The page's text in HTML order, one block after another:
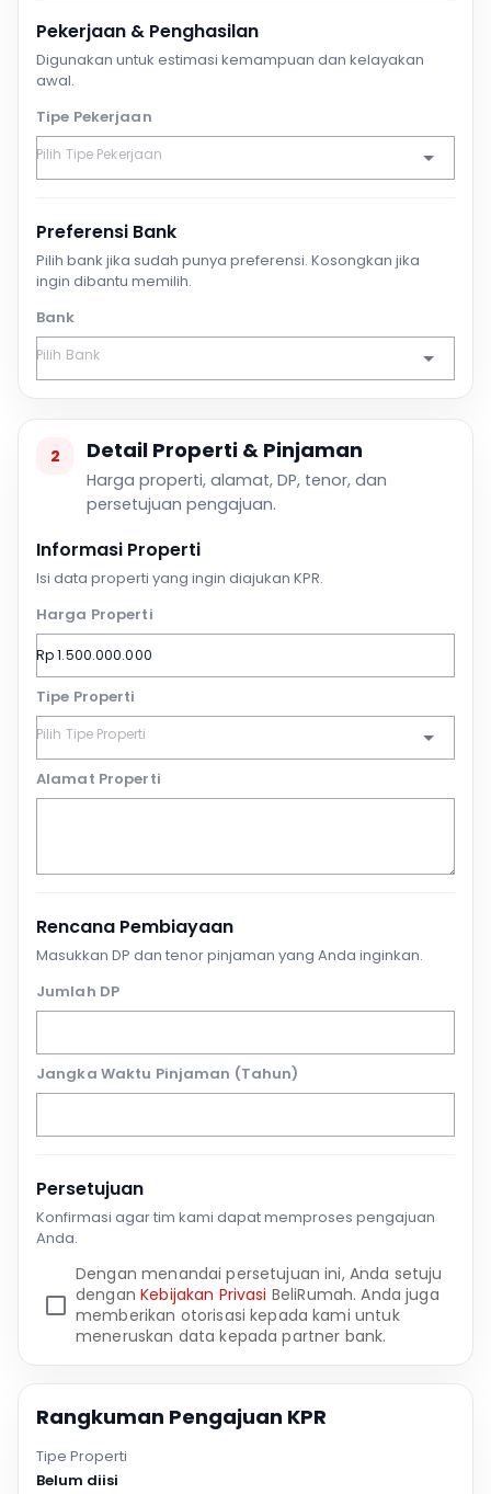
Pekerjaan & Penghasilan
Digunakan untuk estimasi kemampuan dan kelayakan
awal.
Tipe Pekerjaan
Preferensi Bank
Pilih bank jika sudah punya preferensi. Kosongkan jika
ingin dibantu memilih.
Bank
2 Detail Properti & Pinjaman
Harga properti, alamat, DP, tenor, dan
persetujuan pengajuan.
Informasi Properti
Isi data properti yang ingin diajukan KPR.
Harga Properti
Tipe Properti
Alamat Properti
Rencana Pembiayaan
Masukkan DP dan tenor pinjaman yang Anda inginkan.
Jumlah DP
Jangka Waktu Pinjaman (Tahun)
Persetujuan
Konfirmasi agar tim kami dapat memproses pengajuan
Anda.
Dengan menandai persetujuan ini, Anda setuju
denganKebijakan Privasi BeliRumah. Anda juga
memberikan otorisasi kepada kami untuk
meneruskan data kepada partner bank.
Rangkuman Pengajuan KPR
Tipe Properti
Belum diisi